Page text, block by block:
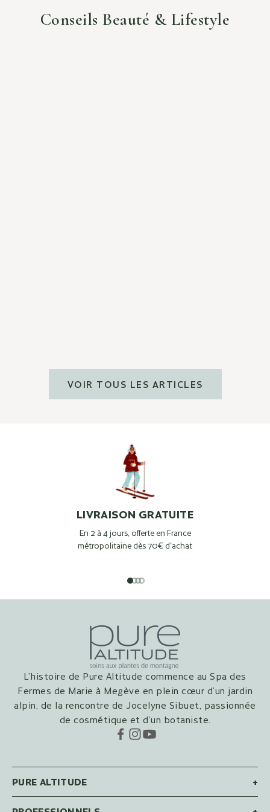
Conseils Beauté & Lifestyle
VOIR TOUS LES ARTICLES
LIVRAISON GRATUITE
En 2 à 4 jours, offerte en France
métropolitaine dès 70€ d'achat
Aller à l'élément 1
Aller à l'élément 2
Aller à l'élément 3
Aller à l'élément 4
L’histoire de Pure Altitude commence au Spa des
Fermes de Marie à Megève en plein cœur d’un jardin
alpin, de la rencontre de Jocelyne Sibuet, passionnée
de cosmétique et d’un botaniste.
PURE ALTITUDE +